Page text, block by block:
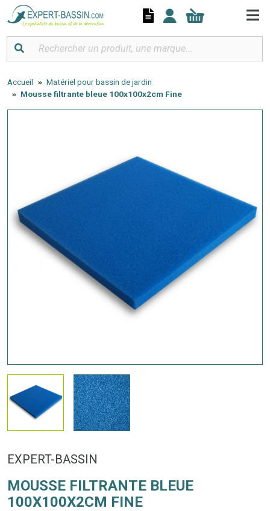
Accueil
Matériel pour bassin de jardin
Mousse filtrante bleue 100x100x2cm Fine
EXPERT-BASSIN
MOUSSE FILTRANTE BLEUE
100X100X2CM FINE
Panneau de gestion des cookies